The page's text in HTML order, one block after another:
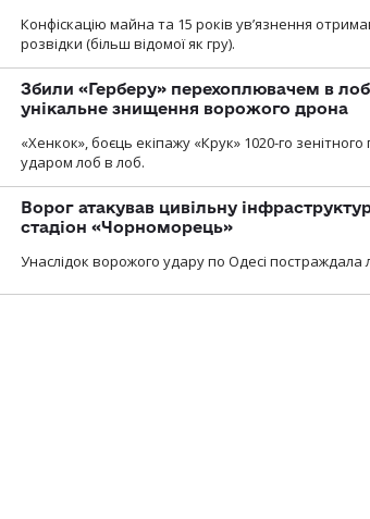
Конфіскацію майна та 15 років увʼязнення
розвідки (більш відомої як гру).
Збили «Герберу» перехоплювачем в
унікальне знищення ворожого дрона
«Хенкок», боєць екіпажу «Крук» 1020-го
ударом лоб в лоб.
Ворог атакував цивільну
стадіон «Чорноморець»
Унаслідок ворожого удару по Одесі